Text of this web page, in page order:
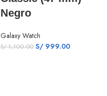
Negro
Galaxy Watch
S/1,100.00 S/999.00